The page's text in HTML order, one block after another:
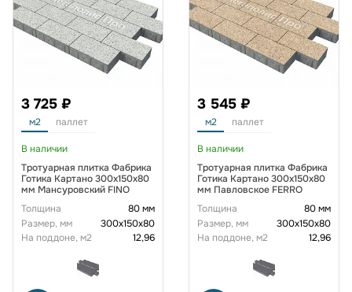
3 725 ₽
м2 паллет
В наличии
Тротуарная плитка Фабрика
Готика Картано 300х150х80
мм Мансуровский FINO
Толщина
80 мм
Размер, мм
300х150х80
На поддоне, м2
12,96
3 545 ₽
м2 паллет
В наличии
Тротуарная плитка Фабрика
Готика Картано 300х150х80
мм Павловское FERRO
Толщина
80 мм
Размер, мм
300х150х80
На поддоне, м2
12,96